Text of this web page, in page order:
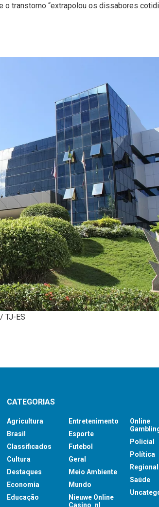
o transtorno “extrapolou os dissabores
TJ-ES
CATEGORIAS
Agricultura
Brasil
Classificados
Cultura
Destaques
Economia
Educação
Entretenimento
Esporte
Futebol
Geral
Meio Ambiente
Mundo
Nieuwe Online
Casino_nl
Online
Policial
Política
Regional
Saúde